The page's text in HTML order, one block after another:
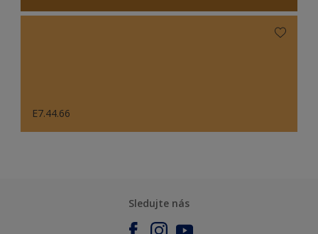
E7.44.66
Sledujte nás